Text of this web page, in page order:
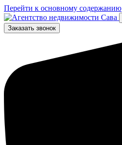
Перейти к основному содержанию
Заказать звонок